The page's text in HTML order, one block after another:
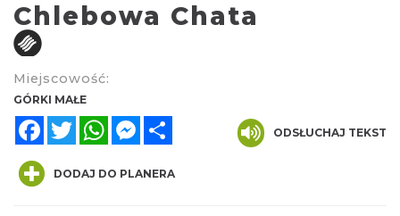
Chlebowa Chata
Miejscowość:
GÓRKI MAŁE
FacebookTwitterWhatsAppMessenger
ODSŁUCHAJ TEKST
DODAJ DO PLANERA